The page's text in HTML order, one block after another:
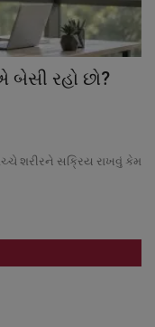
રહો છો?
શરીરને સક્રિય રાખવું કેમ